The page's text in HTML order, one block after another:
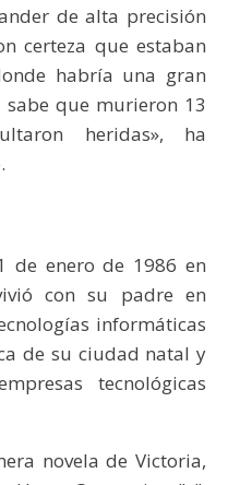
de alta precisión
certeza que estaban
habría una gran
sabe que murieron 13
heridas», ha
de enero de 1986 en
con su padre en
informáticas
de su ciudad natal y
tecnológicas
novela de Victoria,